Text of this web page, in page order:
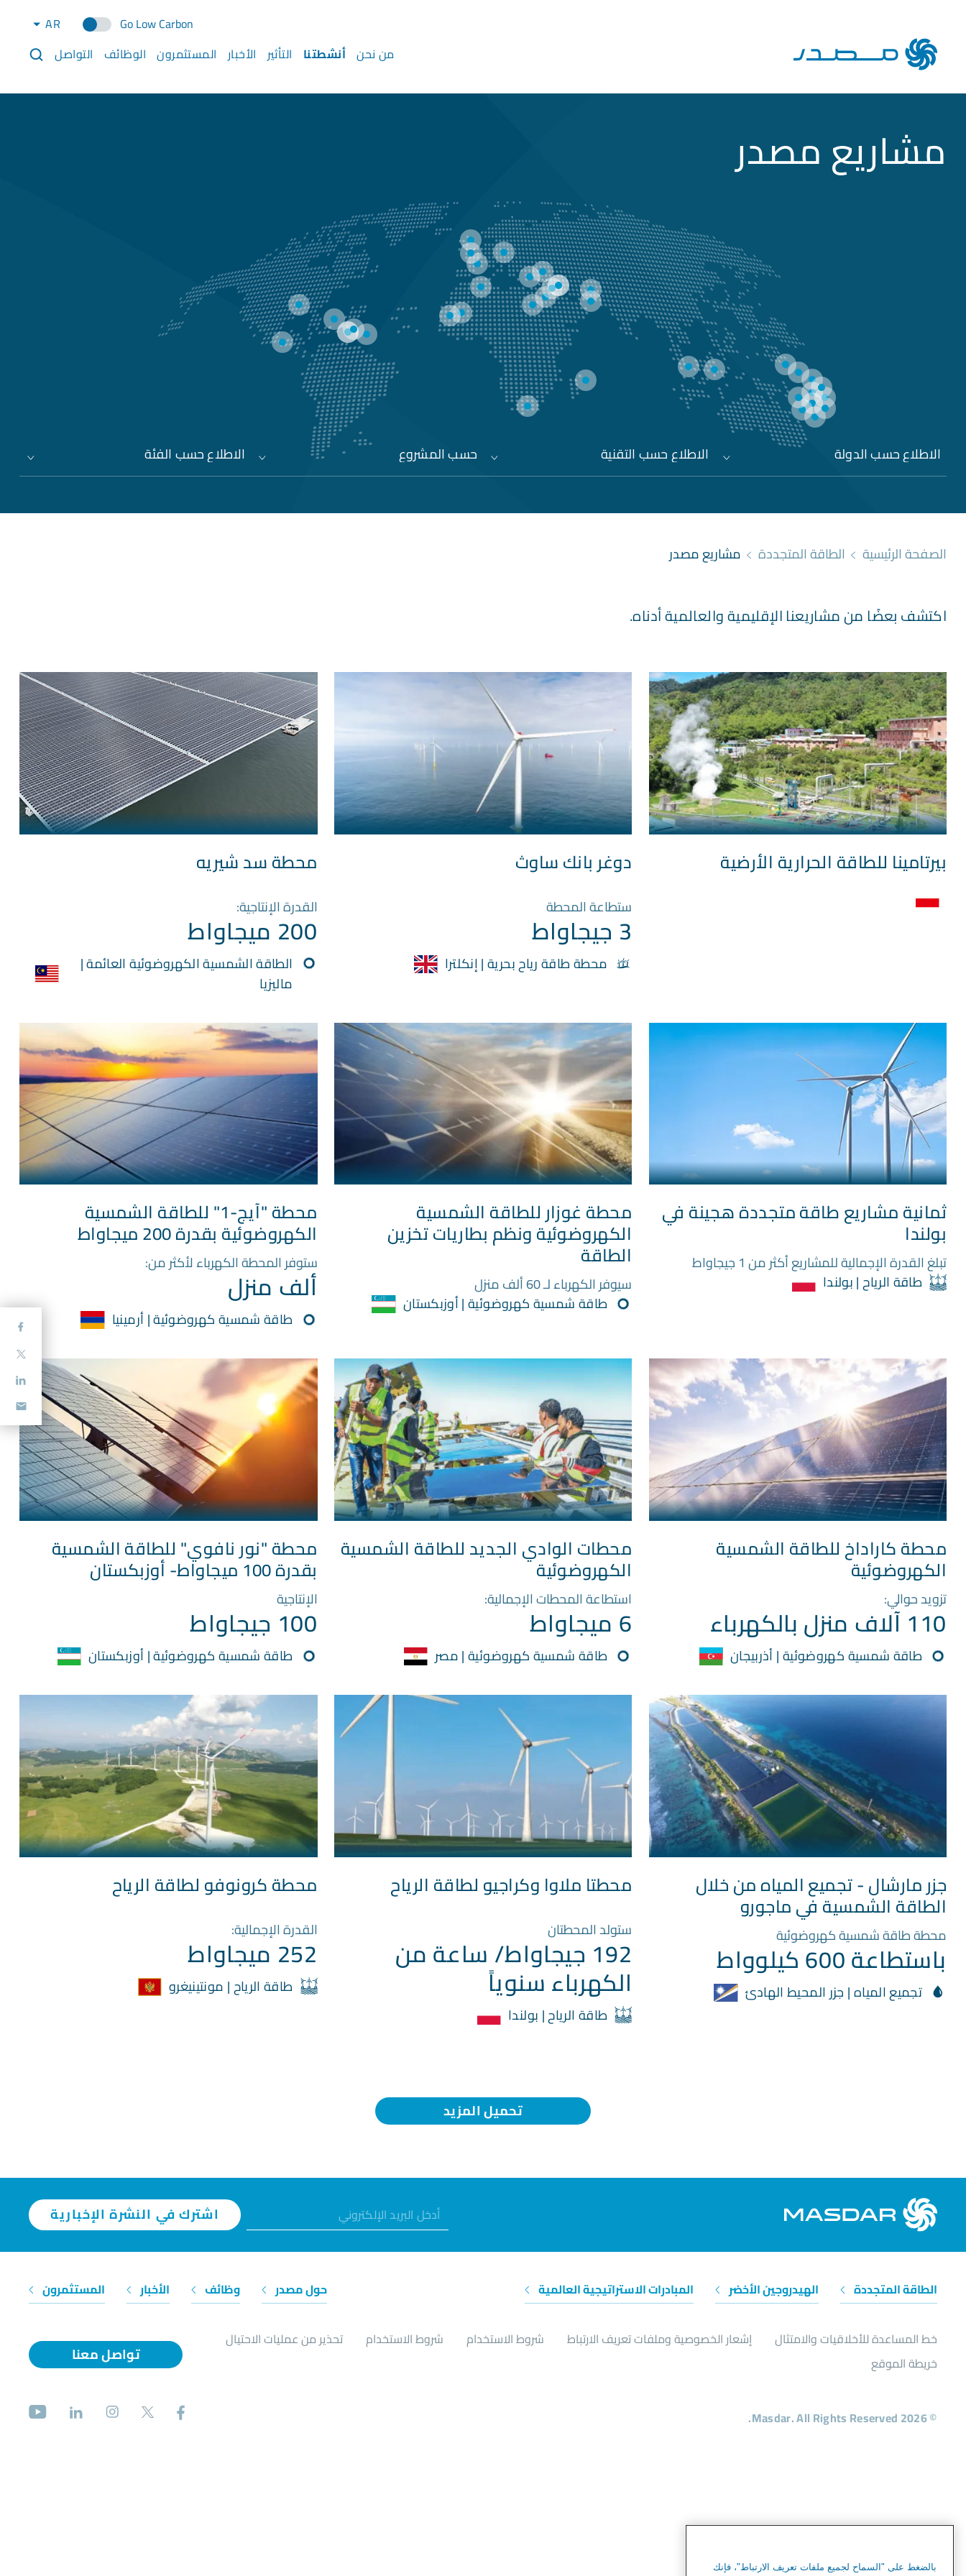
Go Low Carbon
AR
من نحن أنشطتنا التأثير الأخبار المستثمرون الوظائف التواصل
مشاريع مصدر
الاطلاع حسب الدولة الاطلاع حسب التقنية حسب المشروع الاطلاع حسب الفئة
الصفحة الرئيسية الطاقة المتجددة مشاريع مصدر
اكتشف بعضًا من مشاريعنا الإقليمية والعالمية أدناه.
بيرتامينا للطاقة الحرارية الأرضية دوغر بانك ساوث
ستطاعة المحطة
3 جيجاواط
محطة طاقة رياح بحرية | إنكلترا
محطة سد شيريه
القدرة الإنتاجية:
200 ميجاواط
الطاقة الشمسية الكهروضوئية العائمة |
ماليزيا
ثمانية مشاريع طاقة متجددة هجينة في
بولندا
تبلغ القدرة الإجمالية للمشاريع أكثر من 1 جيجاواط
طاقة الرياح | بولندا
محطة غوزار للطاقة الشمسية
الكهروضوئية ونظم بطاريات تخزين
الطاقة
سيوفر الكهرباء لـ 60 ألف منزل
طاقة شمسية كهروضوئية | أوزبكستان
محطة "آيج-1" للطاقة الشمسية
الكهروضوئية بقدرة 200 ميجاواط
ستوفر المحطة الكهرباء لأكثر من:
ألف منزل
طاقة شمسية كهروضوئية | أرمينيا
محطة كاراداخ للطاقة الشمسية
الكهروضوئية
تزويد حوالي:
110 آلاف منزل بالكهرباء
طاقة شمسية كهروضوئية | أذربيجان
محطات الوادي الجديد للطاقة الشمسية
الكهروضوئية
استطاعة المحطات الإجمالية:
6 ميجاواط
طاقة شمسية كهروضوئية | مصر
محطة "نور نافوي" للطاقة الشمسية
بقدرة 100 ميجاواط- أوزبكستان
الإنتاجية
100 جيجاواط
طاقة شمسية كهروضوئية | أوزبكستان
جزر مارشال - تجميع المياه من خلال
الطاقة الشمسية في ماجورو
محطة طاقة شمسية كهروضوئية
باستطاعة 600 كيلوواط
تجميع المياه | جزر المحيط الهادئ
محطتا ملاوا وكراجيو لطاقة الرياح
ستولد المحطتان
192 جيجاواط/ ساعة من
الكهرباء سنوياً
طاقة الرياح | بولندا
محطة كرونوفو لطاقة الرياح
القدرة الإجمالية:
252 ميجاواط
طاقة الرياح | مونتينيغرو
تحميل المزيد
اشترك في النشرة الإخبارية
الطاقة المتجددة الهيدروجين الأخضر المبادرات الاستراتيجية العالمية حول مصدر وظائف الأخبار المستثمرون
خط المساعدة للأخلاقيات والامتثال إشعار الخصوصية وملفات تعريف الارتباط شروط الاستخدام شروط الاستخدام
تحذير من عمليات الاحتيال
خريطة الموقع
تواصل معنا
© 2026 Masdar. All Rights Reserved.
بالضغط على "السماح لجميع ملفات تعريف الارتباط"، فإنك